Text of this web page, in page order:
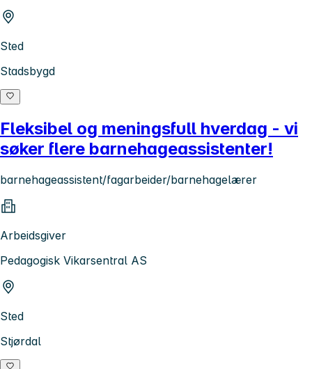
Sted
Stadsbygd
Fleksibel og meningsfull hverdag - vi
søker flere barnehageassistenter!
barnehageassistent/fagarbeider/barnehagelærer
Arbeidsgiver
Pedagogisk Vikarsentral AS
Sted
Stjørdal